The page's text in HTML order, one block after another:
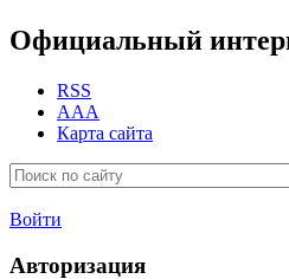
Официальный
RSS
AAA
Карта сайта
Войти
Авторизация